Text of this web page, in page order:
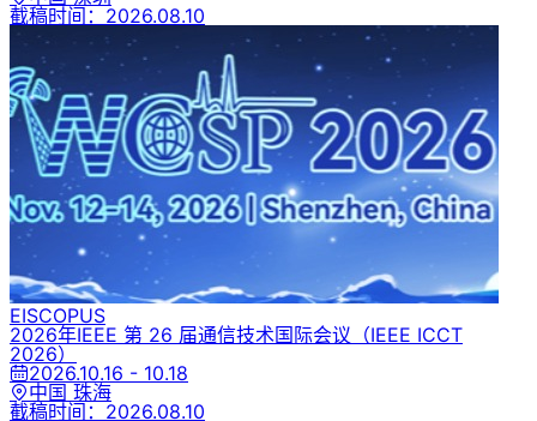
截稿时间： 2026.08.10
EISCOPUS
2026年IEEE 第 26 届通信技术国际会议 （IEEE ICCT
2026）
2026.10.16 - 10.18
中国 珠海
截稿时间： 2026.08.10